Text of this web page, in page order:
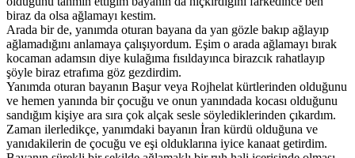
biraz da olsa ağlamayı kestim.
Arada bir de, yanımda oturan bayana da yan gözle bakıp ağlayıp
ağlamadığını anlamaya çalışıyordum. Eşim o arada ağlamayı bırak
kocaman adamsın diye kulağıma fısıldayınca birazcık rahatlayıp
şöyle biraz etrafıma göz gezdirdim.
Yanımda oturan bayanın Başur veya Rojhelat kürtlerinden olduğunu
ve hemen yanında bir çocuğu ve onun yanındada kocası olduğunu
sandığım kişiye ara sıra çok alçak sesle söylediklerinden çıkardım.
Zaman ilerledikçe, yanımdaki bayanın İran kürdü olduğuna ve
yanıdakilerin de çocuğu ve eşi olduklarına iyice kanaat getirdim.